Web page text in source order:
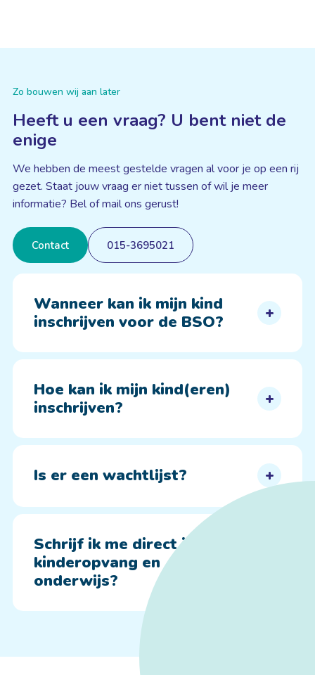
Zo bouwen wij aan later
Heeft u een vraag? U bent niet de
enige
We hebben de meest gestelde vragen al voor je op een rij
gezet. Staat jouw vraag er niet tussen of wil je meer
informatie? Bel of mail ons gerust!
Contact 015-3695021
Wanneer kan ik mijn kind
inschrijven voor de BSO?
Hoe kan ik mijn kind(eren)
inschrijven?
Is er een wachtlijst?
Schrijf ik me direct in voor
kinderopvang en
onderwijs?